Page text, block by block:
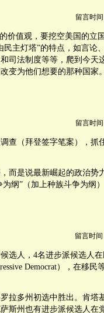
留言时间
价值观，要挖空美国的立
民主灯塔”的特点，如言论
司法制度等等，爬到今天
变为他们想要的那种国家
留言时间
查（拜登签字笔案），抓
而是说最新崛起的政治势
纲”（加上种族斗争为纲
留言时间
选人，4名进步派候选人
Democrat），在移民
拉多州初选中胜出。肯塔
斯州也有进步派候选人在